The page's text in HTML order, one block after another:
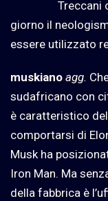
Treccani
giorno il
essere utilizzato
muskiano agg.
sudafricano con
è caratteristico
comportarsi di
Musk ha
Iron Man. Ma
della fabbrica è